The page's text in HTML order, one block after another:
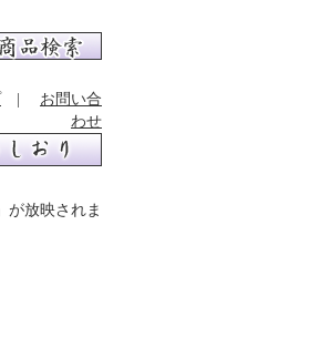
お問い合
わせ
が放映されま